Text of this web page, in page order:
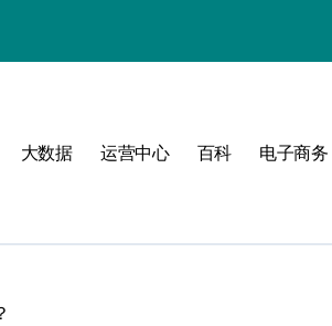
大数据 运营中心 百科 电子商务